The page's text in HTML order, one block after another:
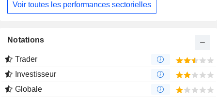
Voir toutes les performances sectorielles
Notations
Trader
Investisseur
Globale